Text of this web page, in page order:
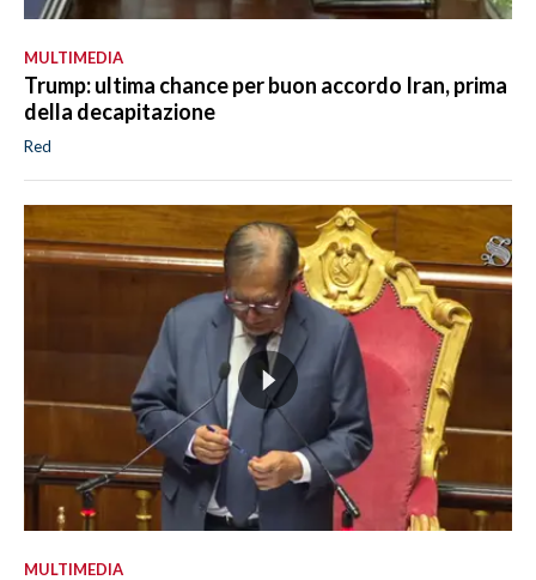
MULTIMEDIA
Trump: ultima chance per buon accordo Iran, prima
della decapitazione
Red
MULTIMEDIA